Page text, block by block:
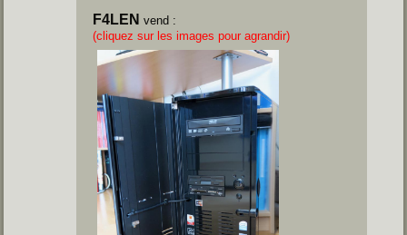
F4LEN vend :
(cliquez sur les images pour agrandir)